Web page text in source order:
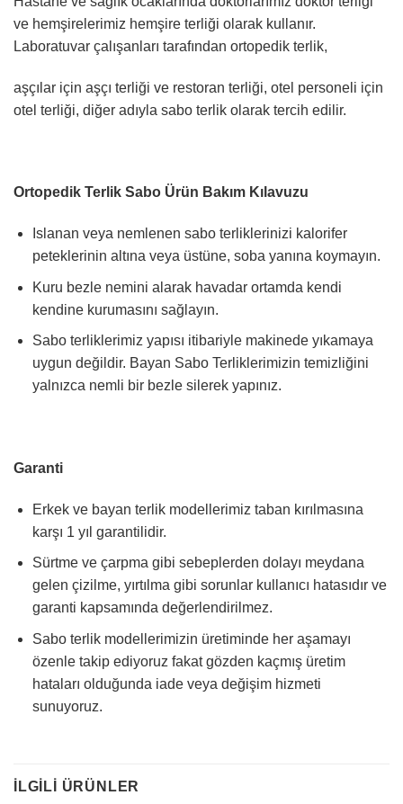
ve hemşirelerimiz hemşire terliği olarak kullanır.
Laboratuvar çalışanları tarafından ortopedik terlik,
aşçılar için aşçı terliği ve restoran terliği, otel personeli için
otel terliği, diğer adıyla sabo terlik olarak tercih edilir.
Ortopedik Terlik Sabo Ürün Bakım Kılavuzu
Islanan veya nemlenen sabo terliklerinizi kalorifer
peteklerinin altına veya üstüne, soba yanına koymayın.
Kuru bezle nemini alarak havadar ortamda kendi
kendine kurumasını sağlayın.
Sabo terliklerimiz yapısı itibariyle makinede yıkamaya
uygun değildir. Bayan Sabo Terliklerimizin temizliğini
yalnızca nemli bir bezle silerek yapınız.
Garanti
Erkek ve bayan terlik modellerimiz taban kırılmasına
karşı 1 yıl garantilidir.
Sürtme ve çarpma gibi sebeplerden dolayı meydana
gelen çizilme, yırtılma gibi sorunlar kullanıcı hatasıdır ve
garanti kapsamında değerlendirilmez.
Sabo terlik modellerimizin üretiminde her aşamayı
özenle takip ediyoruz fakat gözden kaçmış üretim
hataları olduğunda iade veya değişim hizmeti
sunuyoruz.
İLGILI ÜRÜNLER